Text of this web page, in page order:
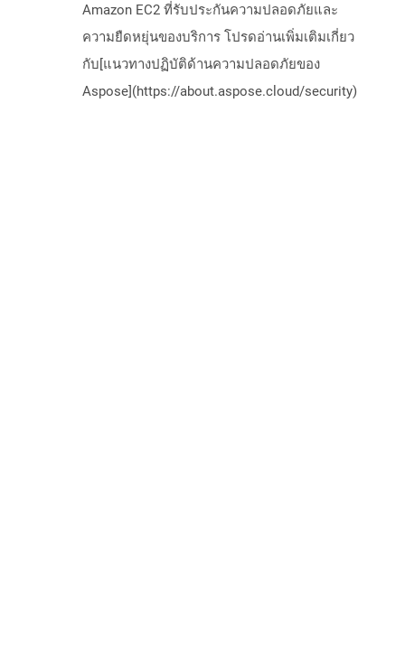
Amazon EC2 ที่รับประกันความปลอดภัยและ
ความยืดหยุ่นของบริการ โปรดอ่านเพิ่มเติมเกี่ยว
กับ[แนวทางปฏิบัติด้านความปลอดภัยของ
Aspose](https://about.aspose.cloud/security)